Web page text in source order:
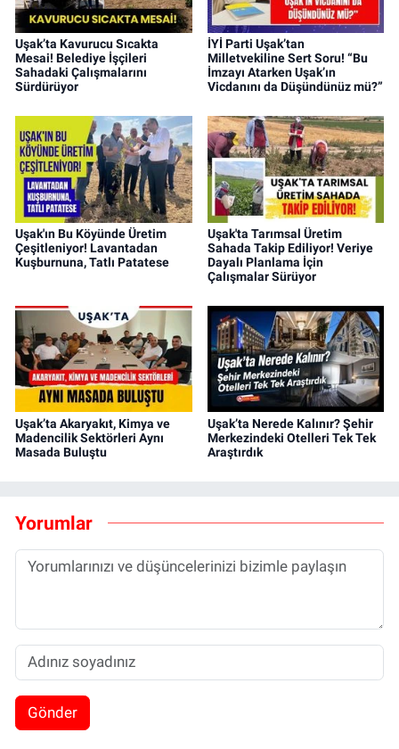
Uşak’ta Kavurucu Sıcakta
Mesai! Belediye İşçileri
Sahadaki Çalışmalarını
Sürdürüyor
İYİ Parti Uşak’tan
Milletvekiline Sert Soru! “Bu
İmzayı Atarken Uşak’ın
Vicdanını da Düşündünüz mü?”
Uşak'ın Bu Köyünde Üretim
Çeşitleniyor! Lavantadan
Kuşburnuna, Tatlı Patatese
Uşak'ta Tarımsal Üretim
Sahada Takip Ediliyor! Veriye
Dayalı Planlama İçin
Çalışmalar Sürüyor
Uşak’ta Akaryakıt, Kimya ve
Madencilik Sektörleri Aynı
Masada Buluştu
Uşak’ta Nerede Kalınır? Şehir
Merkezindeki Otelleri Tek Tek
Araştırdık
Yorumlar
Gönder